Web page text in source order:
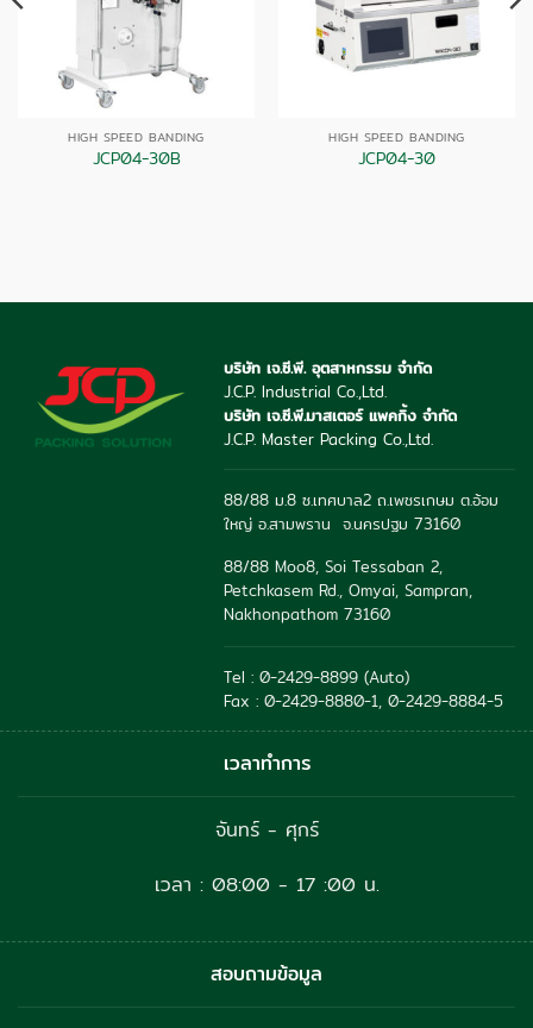
HIGH SPEED BANDING
JCP04-30B
HIGH SPEED BANDING
JCP04-30
บริษัท เจ.ซี.พี. อุตสาหกรรม จำกัด
J.C.P. Industrial Co.,Ltd.
บริษัท เจ.ซี.พี.มาสเตอร์ แพคกิ้ง จำกัด
J.C.P. Master Packing Co.,Ltd.
88/88 ม.8 ซ.เทศบาล2 ถ.เพชรเกษม ต.อ้อม
ใหญ่ อ.สามพราน จ.นครปฐม 73160
88/88 Moo8, Soi Tessaban 2,
Petchkasem Rd., Omyai, Sampran,
Nakhonpathom 73160
Tel : 0-2429-8899 (Auto)
Fax : 0-2429-8880-1, 0-2429-8884-5
เวลาทำการ
จันทร์ - ศุกร์
เวลา : 08:00 - 17 :00 น.
สอบถามข้อมูล